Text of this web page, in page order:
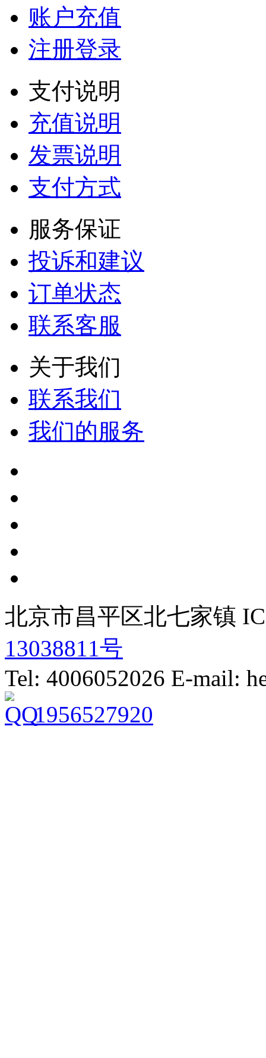
账户充值
注册登录
支付说明
充值说明
发票说明
支付方式
服务保证
投诉和建议
订单状态
联系客服
关于我们
联系我们
我们的服务
北京市昌平区北七家镇
13038811号
Tel: 4006052026 E-mail:
1956527920